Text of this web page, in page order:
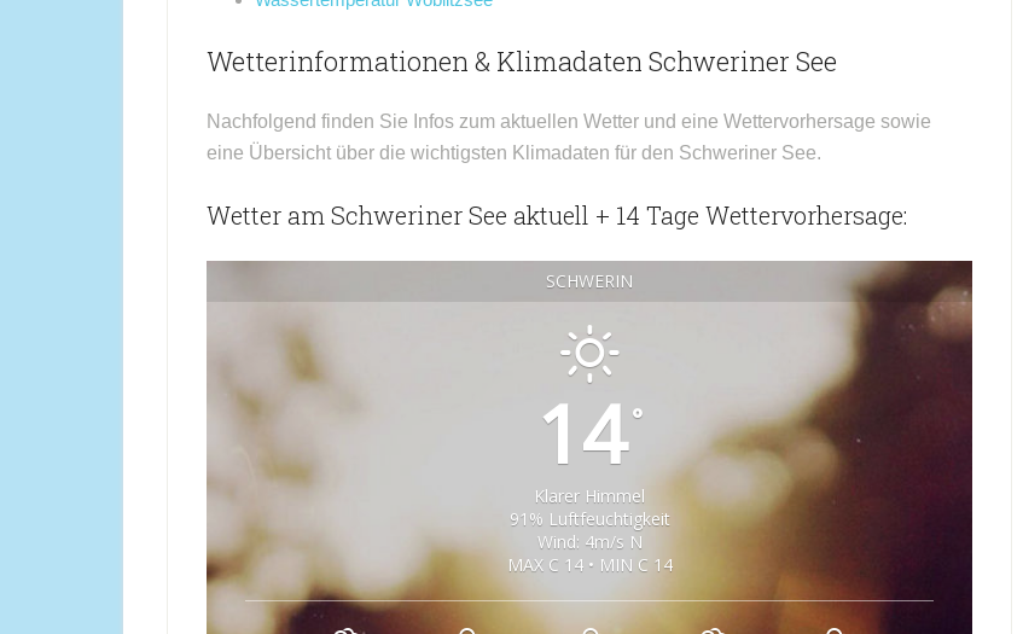
Wetterinformationen & Klimadaten Schweriner See
Nachfolgend finden Sie Infos zum aktuellen Wetter und eine Wettervorhersage sowie
eine Übersicht über die wichtigsten Klimadaten für den Schweriner See.
Wetter am Schweriner See aktuell + 14 Tage Wettervorhersage:
SCHWERIN
14°
Klarer Himmel
91% Luftfeuchtigkeit
Wind: 4m/s N
MAX C 14 • MIN C 14